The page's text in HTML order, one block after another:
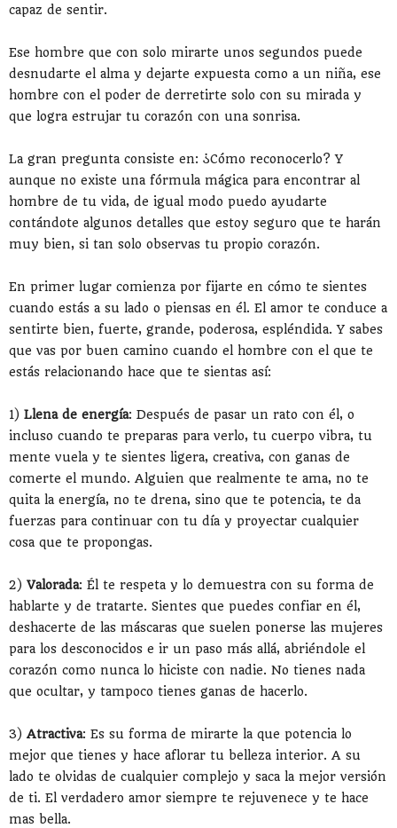
capaz de sentir.
Ese hombre que con solo mirarte unos segundos puede
desnudarte el alma y dejarte expuesta como a un niña, ese
hombre con el poder de derretirte solo con su mirada y
que logra estrujar tu corazón con una sonrisa.
La gran pregunta consiste en: ¿Cómo reconocerlo? Y
aunque no existe una fórmula mágica para encontrar al
hombre de tu vida, de igual modo puedo ayudarte
contándote algunos detalles que estoy seguro que te harán
muy bien, si tan solo observas tu propio corazón.
En primer lugar comienza por fijarte en cómo te sientes
cuando estás a su lado o piensas en él. El amor te conduce a
sentirte bien, fuerte, grande, poderosa, espléndida. Y sabes
que vas por buen camino cuando el hombre con el que te
estás relacionando hace que te sientas así:
1) Llena de energía: Después de pasar un rato con él, o
incluso cuando te preparas para verlo, tu cuerpo vibra, tu
mente vuela y te sientes ligera, creativa, con ganas de
comerte el mundo. Alguien que realmente te ama, no te
quita la energía, no te drena, sino que te potencia, te da
fuerzas para continuar con tu día y proyectar cualquier
cosa que te propongas.
2) Valorada: Él te respeta y lo demuestra con su forma de
hablarte y de tratarte. Sientes que puedes confiar en él,
deshacerte de las máscaras que suelen ponerse las mujeres
para los desconocidos e ir un paso más allá, abriéndole el
corazón como nunca lo hiciste con nadie. No tienes nada
que ocultar, y tampoco tienes ganas de hacerlo.
3) Atractiva: Es su forma de mirarte la que potencia lo
mejor que tienes y hace aflorar tu belleza interior. A su
lado te olvidas de cualquier complejo y saca la mejor versión
de ti. El verdadero amor siempre te rejuvenece y te hace
mas bella.